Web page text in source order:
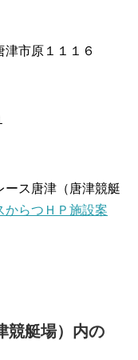
市原１１１６
ース唐津（唐津競艇
からつＨＰ施設案
競艇場）内の